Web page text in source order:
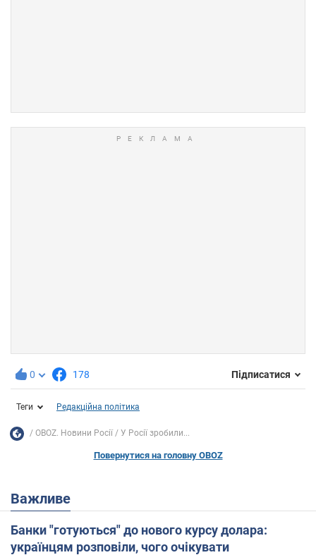
0 178 Підписатися
Теги Редакційна політика
OBOZ. Новини Росії У Росії зробили...
Повернутися на головну OBOZ
Важливе
Банки "готуються" до нового курсу долара:
українцям розповіли, чого очікувати